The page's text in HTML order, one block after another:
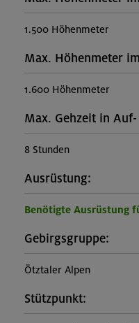
1.500 Höhenmeter
Max. Höhenmeter
1.600 Höhenmeter
Max. Gehzeit in
8 Stunden
Ausrüstung:
Benötigte Ausrüstung
Gebirgsgruppe:
Ötztaler Alpen
Stützpunkt: